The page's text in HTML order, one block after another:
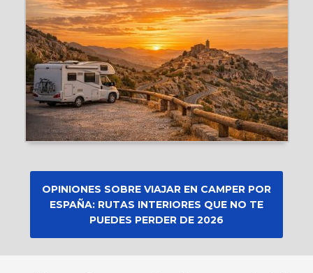
OPINIONES SOBRE VIAJAR EN CAMPER POR
ESPAÑA: RUTAS INTERIORES QUE NO TE
PUEDES PERDER DE 2026